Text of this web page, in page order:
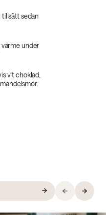
tillsätt sedan
värme under
vit choklad,